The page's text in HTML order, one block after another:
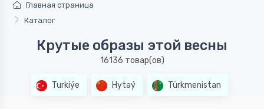
Главная страница
Каталог
Крутые образы этой весны
16136 товар(ов)
Turkiýe Hytaý Türkmenistan